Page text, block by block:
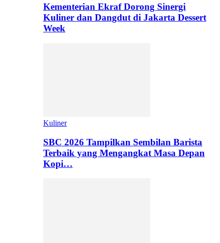
Kementerian Ekraf Dorong Sinergi
Kuliner dan Dangdut di Jakarta Dessert
Week
Kuliner
SBC 2026 Tampilkan Sembilan Barista
Terbaik yang Mengangkat Masa Depan
Kopi…